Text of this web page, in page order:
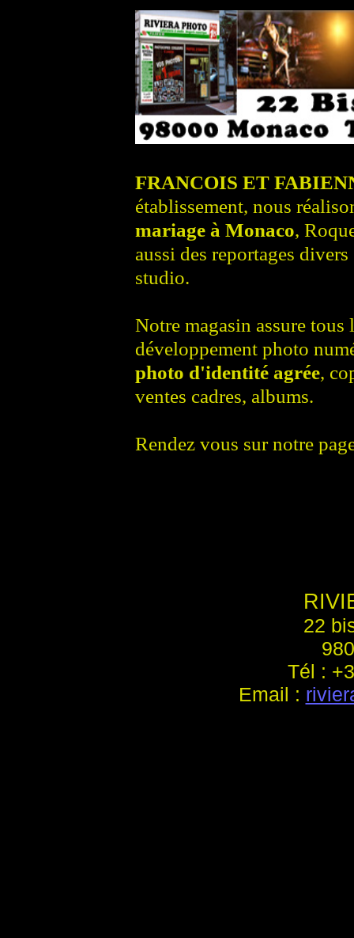
FRANCOIS ET
établissement, nous
mariage à Monaco,
aussi des reportages
studio.
Notre magasin assure
développement photo
photo d'identité agrée,
ventes cadres, albums.
Rendez vous sur notre
22
Tél :
Email :